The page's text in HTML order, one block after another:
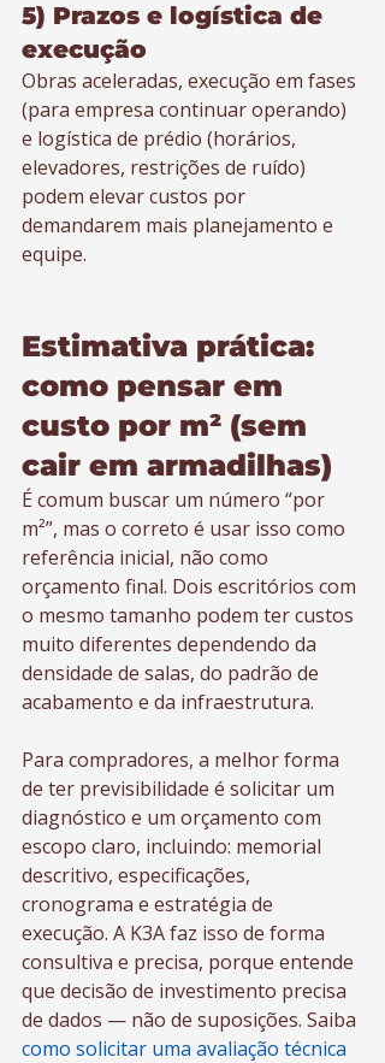
5) Prazos e logística de
execução
Obras aceleradas, execução em fases
(para empresa continuar operando)
e logística de prédio (horários,
elevadores, restrições de ruído)
podem elevar custos por
demandarem mais planejamento e
equipe.
Estimativa prática:
como pensar em
custo por m² (sem
cair em armadilhas)
É comum buscar um número “por
m²”, mas o correto é usar isso como
referência inicial, não como
orçamento final. Dois escritórios com
o mesmo tamanho podem ter custos
muito diferentes dependendo da
densidade de salas, do padrão de
acabamento e da infraestrutura.
Para compradores, a melhor forma
de ter previsibilidade é solicitar um
diagnóstico e um orçamento com
escopo claro, incluindo: memorial
descritivo, especificações,
cronograma e estratégia de
execução. A K3A faz isso de forma
consultiva e precisa, porque entende
que decisão de investimento precisa
de dados — não de suposições. Saiba
como solicitar uma avaliação técnica